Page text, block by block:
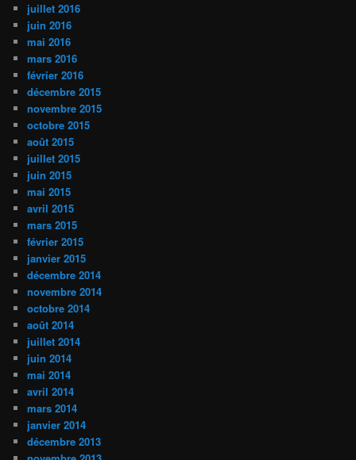
juillet 2016
juin 2016
mai 2016
mars 2016
février 2016
décembre 2015
novembre 2015
octobre 2015
août 2015
juillet 2015
juin 2015
mai 2015
avril 2015
mars 2015
février 2015
janvier 2015
décembre 2014
novembre 2014
octobre 2014
août 2014
juillet 2014
juin 2014
mai 2014
avril 2014
mars 2014
janvier 2014
décembre 2013